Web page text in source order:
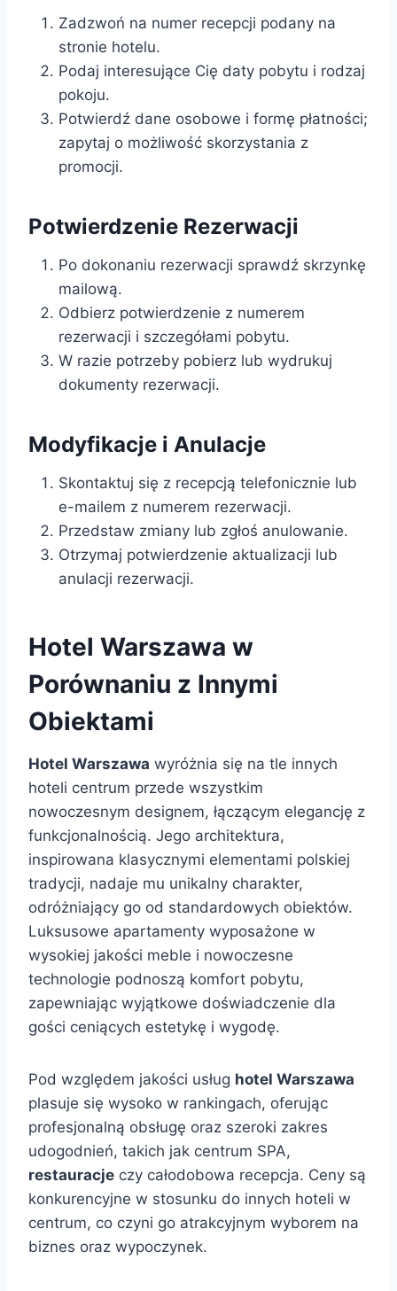
Zadzwoń na numer recepcji podany na
stronie hotelu.
Podaj interesujące Cię daty pobytu i rodzaj
pokoju.
Potwierdź dane osobowe i formę płatności;
zapytaj o możliwość skorzystania z
promocji.
Potwierdzenie Rezerwacji
Po dokonaniu rezerwacji sprawdź skrzynkę
mailową.
Odbierz potwierdzenie z numerem
rezerwacji i szczegółami pobytu.
W razie potrzeby pobierz lub wydrukuj
dokumenty rezerwacji.
Modyfikacje i Anulacje
Skontaktuj się z recepcją telefonicznie lub
e-mailem z numerem rezerwacji.
Przedstaw zmiany lub zgłoś anulowanie.
Otrzymaj potwierdzenie aktualizacji lub
anulacji rezerwacji.
Hotel Warszawa w
Porównaniu z Innymi
Obiektami
Hotel Warszawa wyróżnia się na tle innych
hoteli centrum przede wszystkim
nowoczesnym designem, łączącym elegancję z
funkcjonalnością. Jego architektura,
inspirowana klasycznymi elementami polskiej
tradycji, nadaje mu unikalny charakter,
odróżniający go od standardowych obiektów.
Luksusowe apartamenty wyposażone w
wysokiej jakości meble i nowoczesne
technologie podnoszą komfort pobytu,
zapewniając wyjątkowe doświadczenie dla
gości ceniących estetykę i wygodę.
Pod względem jakości usług hotel Warszawa
plasuje się wysoko w rankingach, oferując
profesjonalną obsługę oraz szeroki zakres
udogodnień, takich jak centrum SPA,
restauracje czy całodobowa recepcja. Ceny są
konkurencyjne w stosunku do innych hoteli w
centrum, co czyni go atrakcyjnym wyborem na
biznes oraz wypoczynek.